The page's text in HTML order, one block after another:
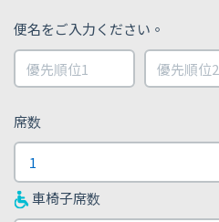
便名をご入力ください。
trainNoList1
trainNoList2
席数
1
数 車椅子席数